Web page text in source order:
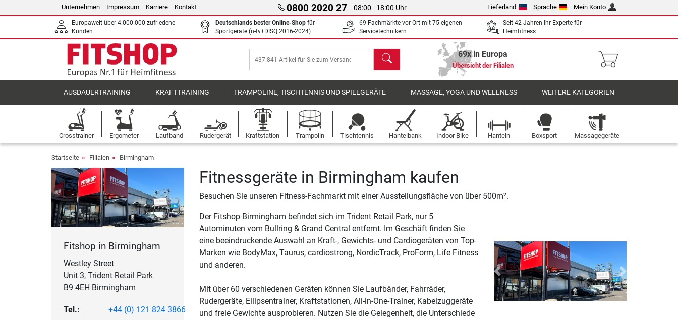
Unternehmen Impressum Karriere Kontakt 0800 2020 27 08:00 - 18:00 Uhr Lieferland Sprache Mein Konto
Europaweit über 4.000.000 zufriedene
Kunden
Deutschlands bester Online-Shop für
Sportgeräte (n-tv+DISQ 2016-2024)
69 Fachmärkte vor Ort mit 75 eigenen
Servicetechnikern
Seit 42 Jahren Ihr Experte für
Heimfitness
Suchen 69x in Europa
Übersicht der Filialen
AUSDAUERTRAINING KRAFTTRAINING TRAMPOLINE, TISCHTENNIS UND SPIELGERÄTE MASSAGE, YOGA UND WELLNESS WEITERE KATEGORIEN
Crosstrainer Ergometer Laufband Rudergerät Kraftstation Trampolin Tischtennis Hantelbank Indoor Bike Hanteln Boxsport Massagegeräte
Startseite Filialen Birmingham
Fitshop in Birmingham
Westley Street
Unit 3, Trident Retail Park
B9 4EH Birmingham
Tel.:
+44 (0) 121 824 3866
Fitnessgeräte in Birmingham kaufen
Besuchen Sie unseren Fitness-Fachmarkt mit einer Ausstellungsfläche von über 500m².
Der Fitshop Birmingham befindet sich im Trident Retail Park, nur 5
Autominuten vom Bullring & Grand Central entfernt. Im Geschäft finden Sie
eine beeindruckende Auswahl an Kraft-, Gewichts- und Cardiogeräten von Top-
Marken wie BodyMax, Taurus, cardiostrong, NordicTrack, ProForm, Life Fitness
und anderen.
Mit über 60 verschiedenen Geräten können Sie Laufbänder, Fahrräder,
Rudergeräte, Ellipsentrainer, Kraftstationen, All-in-One-Trainer, Kabelzuggeräte
und freie Gewichte ausprobieren. Nutzen Sie die Gelegenheit, die Unterschiede
Previous Next